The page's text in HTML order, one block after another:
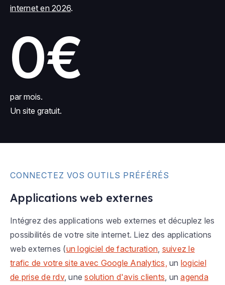
internet en 2026.
0€
par mois.
Un site gratuit.
CONNECTEZ VOS OUTILS PRÉFÉRÉS
Applications web externes
Intégrez des applications web externes et décuplez les
possibilités de votre site internet. Liez des applications
web externes (un logiciel de facturation, suivez le
trafic de votre site avec Google Analytics, un logiciel
de prise de rdv, unesolution d'avis clients, unagenda